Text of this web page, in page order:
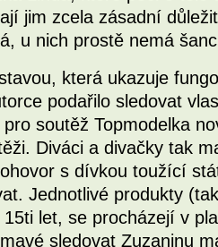
jim zcela zásadní
u nich prostě nemá
která ukazuje
podařilo sledovat
pro soutěž Topmodelka
Diváci a divačky tak
s dívkou toužící
Jednotlivé produkty
15ti let, se procházejí v
sledovat Zuzaninu